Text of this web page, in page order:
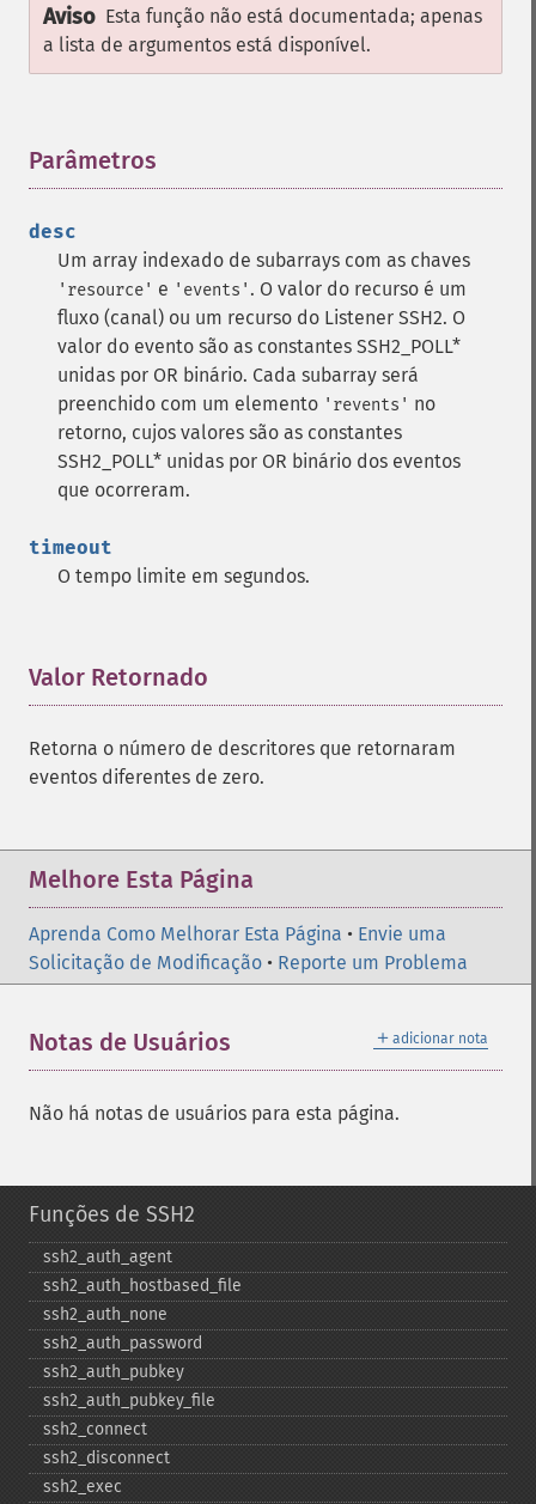
Aviso Esta função não está documentada; apenas
a lista de argumentos está disponível.
Parâmetros
desc
Um array indexado de subarrays com as chaves
'resource' e 'events' . O valor do recurso é um
fluxo (canal) ou um recurso do Listener SSH2. O
valor do evento são as constantes SSH2_POLL*
unidas por OR binário. Cada subarray será
preenchido com um elemento 'revents' no
retorno, cujos valores são as constantes
SSH2_POLL* unidas por OR binário dos eventos
que ocorreram.
timeout
O tempo limite em segundos.
Valor Retornado
Retorna o número de descritores que retornaram
eventos diferentes de zero.
Melhore Esta Página
Aprenda Como Melhorar Esta Página • Envie uma
Solicitação de Modificação • Reporte um Problema
＋ adicionar nota
Notas de Usuários
Não há notas de usuários para esta página.
Funções de SSH2
ssh2_​auth_​agent
ssh2_​auth_​hostbased_​file
ssh2_​auth_​none
ssh2_​auth_​password
ssh2_​auth_​pubkey
ssh2_​auth_​pubkey_​file
ssh2_​connect
ssh2_​disconnect
ssh2_​exec